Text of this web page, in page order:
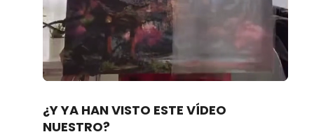
Unmute Loaded:
100.00%
¿Y YA HAN VISTO ESTE VÍDEO
NUESTRO?